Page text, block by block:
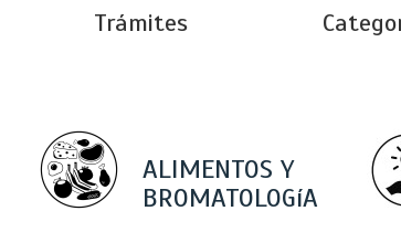
Trámites
ALIMENTOS Y
BROMATOLOGíA